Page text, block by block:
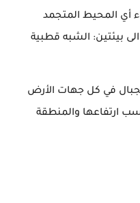
أي المحيط المتجمد
بيئتين: الشبه قطبية
في كل جهات الأرض
ارتفاعها والمنطقة